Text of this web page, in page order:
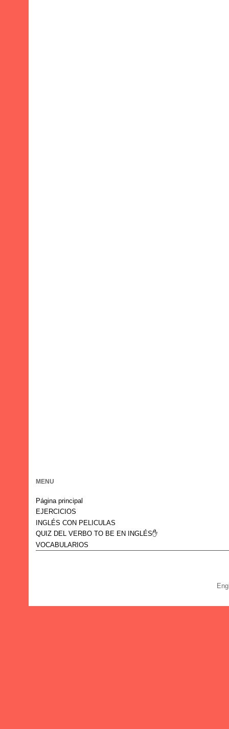
MENU
Página principal
EJERCICIOS
INGLÉS CON PELICULAS
QUIZ DEL VERBO TO BE EN INGLÉS✋
VOCABULARIOS